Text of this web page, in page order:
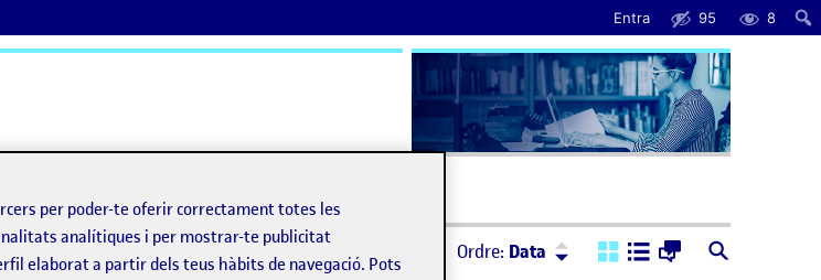
Entra 95 8
Ordre: Data Ordre: Descendent
per poder-te oferir correctament totes les
analítiques i per mostrar-te publicitat
elaborat a partir dels teus hàbits de navegació. Pots